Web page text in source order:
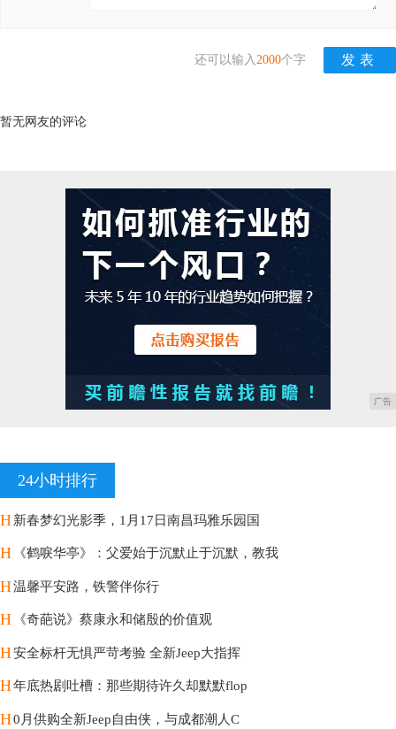
还可以输入 2000个字
暂无网友的评论
广告
24小时排行
H新春梦幻光影季，1月17日南昌玛雅乐园国
H 《鹤唳华亭》：父爱始于沉默止于沉默，教我
H温馨平安路，铁警伴你行
H 《奇葩说》蔡康永和储殷的价值观
H安全标杆无惧严苛考验 全新Jeep大指挥
H年底热剧吐槽：那些期待许久却默默flop
H0月供购全新Jeep自由侠，与成都潮人C